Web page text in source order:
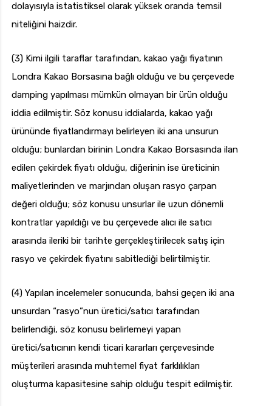
dolayısıyla istatistiksel olarak yüksek oranda temsil
niteliğini haizdir.
(3) Kimi ilgili taraflar tarafından, kakao yağı fiyatının
Londra Kakao Borsasına bağlı olduğu ve bu çerçevede
damping yapılması mümkün olmayan bir ürün olduğu
iddia edilmiştir. Söz konusu iddialarda, kakao yağı
ürününde fiyatlandırmayı belirleyen iki ana unsurun
olduğu; bunlardan birinin Londra Kakao Borsasında ilan
edilen çekirdek fiyatı olduğu, diğerinin ise üreticinin
maliyetlerinden ve marjından oluşan rasyo çarpan
değeri olduğu; söz konusu unsurlar ile uzun dönemli
kontratlar yapıldığı ve bu çerçevede alıcı ile satıcı
arasında ileriki bir tarihte gerçekleştirilecek satış için
rasyo ve çekirdek fiyatını sabitlediği belirtilmiştir.
(4) Yapılan incelemeler sonucunda, bahsi geçen iki ana
unsurdan “rasyo”nun üretici/satıcı tarafından
belirlendiği, söz konusu belirlemeyi yapan
üretici/satıcının kendi ticari kararları çerçevesinde
müşterileri arasında muhtemel fiyat farklılıkları
oluşturma kapasitesine sahip olduğu tespit edilmiştir.